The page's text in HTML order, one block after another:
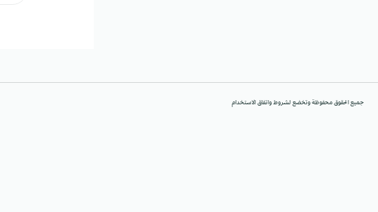
جميع الحقوق محفوظة وتخضع لشروط واتفاق الاستخدام